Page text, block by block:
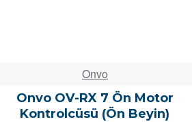
Onvo
Onvo OV-RX 7 Ön Motor
Kontrolcüsü (Ön Beyin)